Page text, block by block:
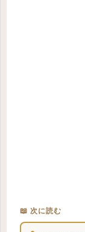
📖 次に読む